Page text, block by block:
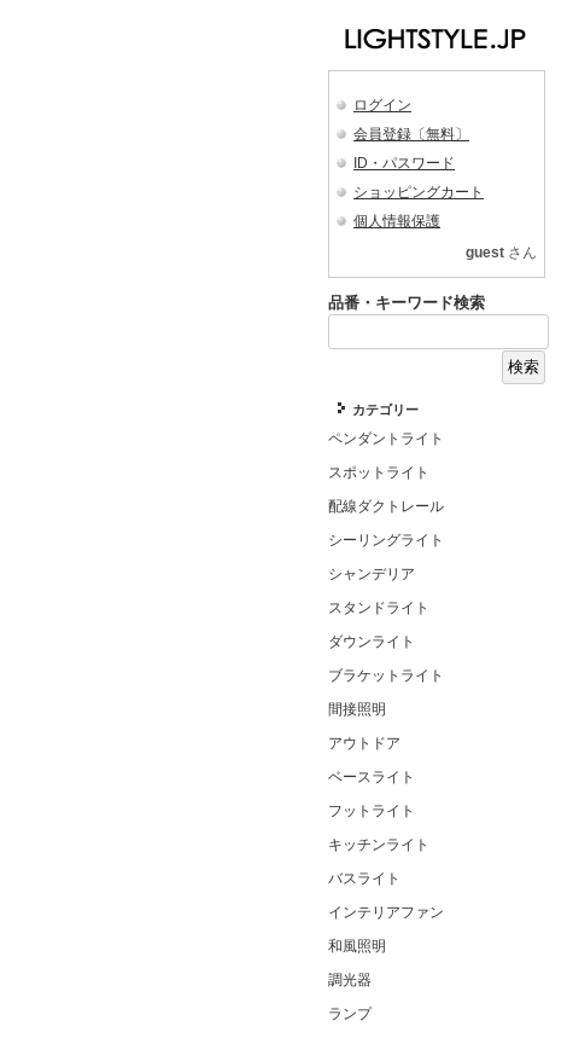
ログイン
会員登録〔無料〕
ID・パスワード
ショッピングカート
個人情報保護
guest さん
品番・キーワード検索
カテゴリー
ペンダントライト
スポットライト
配線ダクトレール
シーリングライト
シャンデリア
スタンドライト
ダウンライト
ブラケットライト
間接照明
アウトドア
ベースライト
フットライト
キッチンライト
バスライト
インテリアファン
和風照明
調光器
ランプ